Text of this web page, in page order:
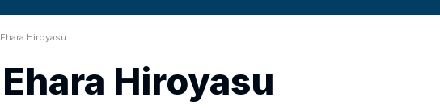
Ehara Hiroyasu
Ehara Hiroyasu